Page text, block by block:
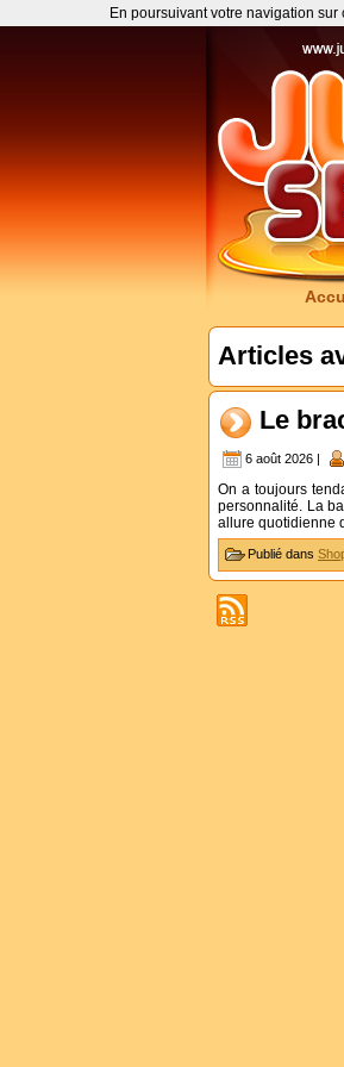
Articles
Le
6 août 2026 |
On a toujours
personnalité. La
allure quotidienne
Publié dans
En poursuivant votre navigation